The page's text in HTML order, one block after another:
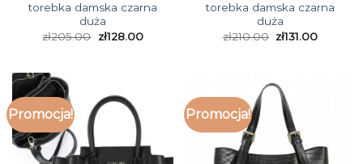
torebka damska czarna
duża
zł205.00 zł128.00
torebka damska czarna
duża
zł210.00 zł131.00
Promocja! Promocja!